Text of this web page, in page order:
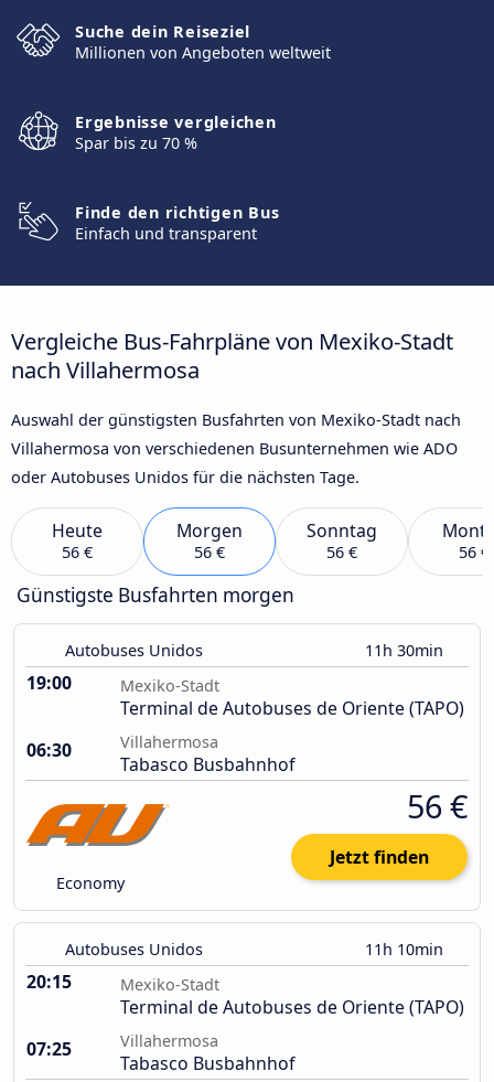
Suche dein Reiseziel
Millionen von Angeboten weltweit
Ergebnisse vergleichen
Spar bis zu 70 %
Finde den richtigen Bus
Einfach und transparent
Vergleiche Bus-Fahrpläne von Mexiko-Stadt
nach Villahermosa
Auswahl der günstigsten Busfahrten von Mexiko-Stadt nach
Villahermosa von verschiedenen Busunternehmen wie ADO
oder Autobuses Unidos für die nächsten Tage.
Heute
56 €
Morgen
56 €
Sonntag
56 € 56 €
Günstigste Busfahrten morgen
Autobuses Unidos 11h 30min
19:00 Mexiko-Stadt
Terminal de Autobuses de Oriente (TAPO)
06:30
Villahermosa
Tabasco Busbahnhof
Economy
56 €
Jetzt finden
Autobuses Unidos 11h 10min
20:15 Mexiko-Stadt
Terminal de Autobuses de Oriente (TAPO)
07:25
Villahermosa
Tabasco Busbahnhof